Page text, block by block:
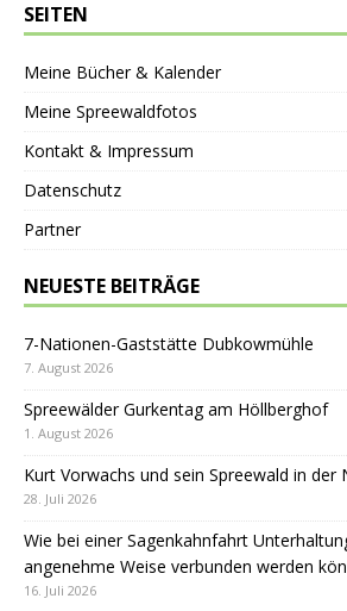
SEITEN
Meine Bücher & Kalender
Meine Spreewaldfotos
Kontakt & Impressum
Datenschutz
Partner
NEUESTE BEITRÄGE
7-Nationen-Gaststätte Dubkowmühle
7. August 2026
Spreewälder Gurkentag am Höllberghof
1. August 2026
Kurt Vorwachs und sein Spreewald in der
28. Juli 2026
Wie bei einer Sagenkahnfahrt
angenehme Weise verbunden werden
16. Juli 2026